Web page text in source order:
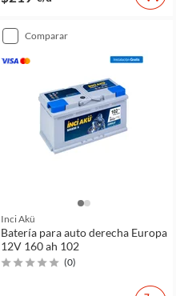
comparar
Inci Akü
Batería para auto derecha Europa
12V 160 ah 102
(0)